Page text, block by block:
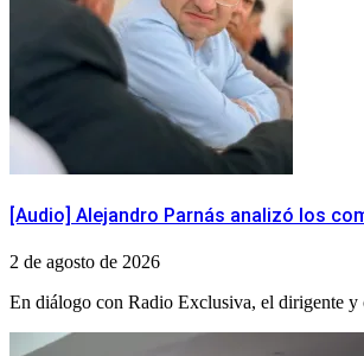
​[Audio] Alejandro Parnás analizó los
2 de agosto de 2026
​En diálogo con Radio Exclusiva, el dirigente